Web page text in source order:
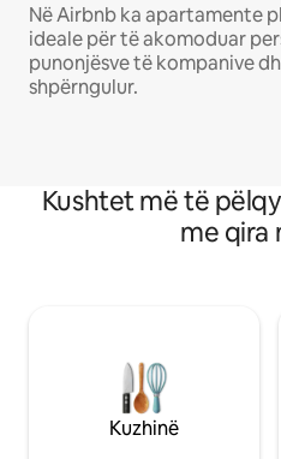
Në Airbnb ka apartamente
ideale për të akomoduar
punonjësve të kompanive
shpërngulur.
Kushtet më të
me qira
Kuzhinë